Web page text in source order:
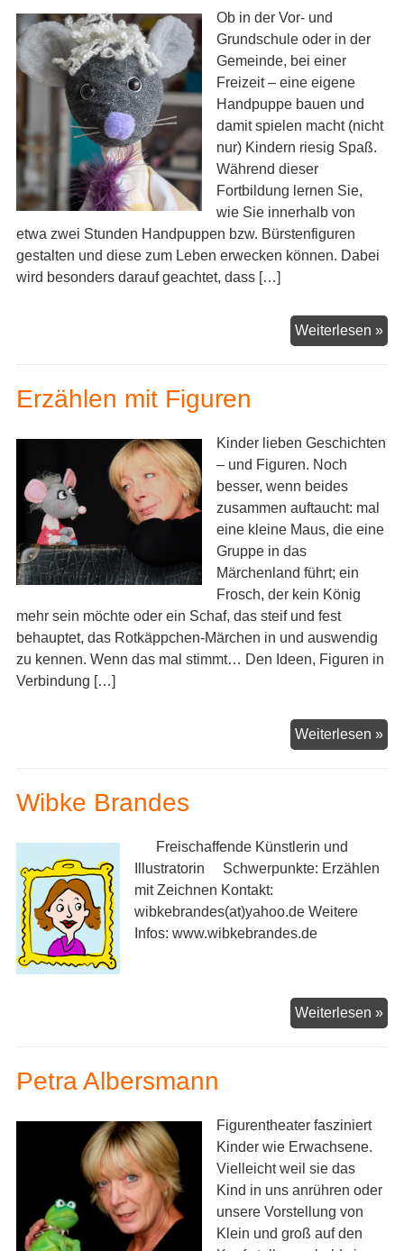
Ob in der Vor- und
Grundschule oder in der
Gemeinde, bei einer
Freizeit – eine eigene
Handpuppe bauen und
damit spielen macht (nicht
nur) Kindern riesig Spaß.
Während dieser
Fortbildung lernen Sie,
wie Sie innerhalb von
etwa zwei Stunden Handpuppen bzw. Bürstenfiguren
gestalten und diese zum Leben erwecken können. Dabei
wird besonders darauf geachtet, dass […]
Weiterlesen »
Erzählen mit Figuren
Kinder lieben Geschichten
– und Figuren. Noch
besser, wenn beides
zusammen auftaucht: mal
eine kleine Maus, die eine
Gruppe in das
Märchenland führt; ein
Frosch, der kein König
mehr sein möchte oder ein Schaf, das steif und fest
behauptet, das Rotkäppchen-Märchen in und auswendig
zu kennen. Wenn das mal stimmt… Den Ideen, Figuren in
Verbindung […]
Weiterlesen »
Wibke Brandes
Freischaffende Künstlerin und
Illustratorin Schwerpunkte: Erzählen
mit Zeichnen Kontakt:
wibkebrandes(at)yahoo.de Weitere
Infos: www.wibkebrandes.de
Weiterlesen »
Petra Albersmann
Figurentheater fasziniert
Kinder wie Erwachsene.
Vielleicht weil sie das
Kind in uns anrühren oder
unsere Vorstellung von
Klein und groß auf den